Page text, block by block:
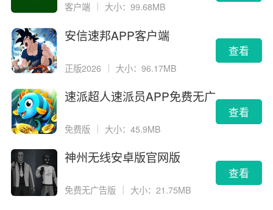
客户端 大小：99.68MB
安信速邦APP客户端
正版2026 ｜ 大小：96.17MB
查看
速派超人速派员APP免费无广
免费版 大小：45.9MB
查看
神州无线安卓版官网版
免费无广告版 大小：21.75MB
查看